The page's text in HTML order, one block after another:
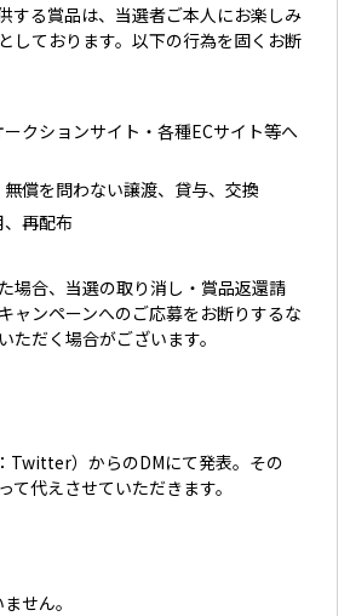
する賞品は、当選者ご本人にお楽しみ
しております。以下の行為を固くお断
クションサイト・各種ECサイト等へ
償を問わない譲渡、貸与、交換
再配布
場合、当選の取り消し・賞品返還請
ャンペーンへのご応募をお断りするな
ただく場合がございます。
Twitter）からのDMにて発表。その
て代えさせていただきます。
せん。